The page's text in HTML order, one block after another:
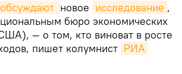
обсуждают новое исследование ,
бюро экономических
— о том, кто виноват в росте
пишет колумнист РИА